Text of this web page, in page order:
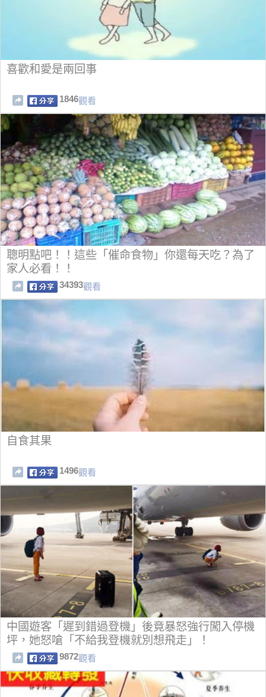
喜歡和愛是兩回事
1846觀看
聰明點吧！！這些「催命食物」你還每天吃？為了
家人必看！！
34393觀看
自食其果
1496觀看
中國遊客「遲到錯過登機」後竟暴怒強行闖入停機
坪，她怒嗆「不給我登機就別想飛走」！
9872觀看